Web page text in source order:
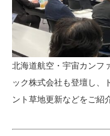
北海道航空・宇宙カンフ
ック株式会社も登壇し、
ント草地更新などをご紹